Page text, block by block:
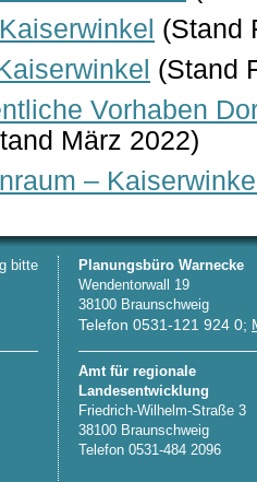
(Stand
(Stand
Vorhaben
März 2022)
–
bitte
Planungsbüro Warnecke
Wendentorwall 19
38100 Braunschweig
Telefon 0531-121 924 0;
Amt für regionale
Landesentwicklung
Friedrich-Wilhelm-Straße 3
38100 Braunschweig
Telefon 0531-484 2096